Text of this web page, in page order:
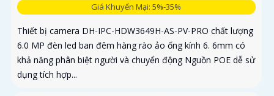
Giá Khuyến Mại: 5%-35%
Thiết bị camera DH-IPC-HDW3649H-AS-PV-PRO chất lượng
6.0 MP đèn led ban đêm hàng rào ảo ống kính 6. 6mm có
khả năng phân biệt người và chuyển động Nguồn POE dễ sử
dụng tích hợp...